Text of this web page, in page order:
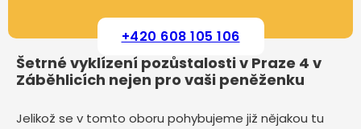
+420 608 105 106
Šetrné vyklízení pozůstalosti v Praze 4 v
Záběhlicích nejen pro vaši peněženku
Jelikož se v tomto oboru pohybujeme již nějakou tu